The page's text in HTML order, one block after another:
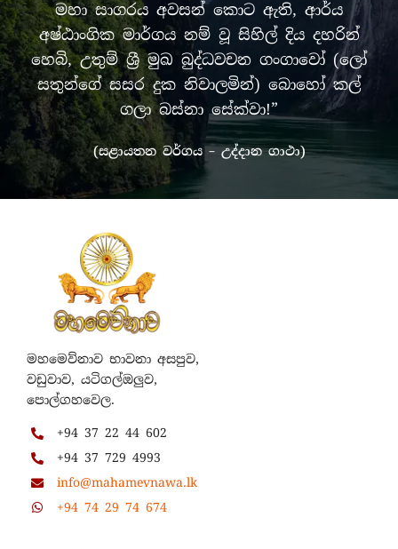
මහා සාගරය අවසන් කොට ඇති, ආර්ය
අෂ්ඨාංගික මාර්ගය නම් වූ සිහිල් දිය දහරින්
හෙබි, උතුම් ශ්‍රී මුඛ බුද්ධවචන ගංගාවෝ (ලෝ
සතුන්ගේ සසර දුක නිවාලමින්) බොහෝ කල්
ගලා බස්නා සේක්වා!”
(සළායතන වර්ගය – උද්දාන ගාථා)
මහමෙව්නාව භාවනා අසපුව,
වඩුවාව, යටිගල්ඔලුව,
පොල්ගහවෙල.
+94 37 22 44 602
+94 37 729 4993
info@mahamevnawa.lk
+94 74 29 74 674